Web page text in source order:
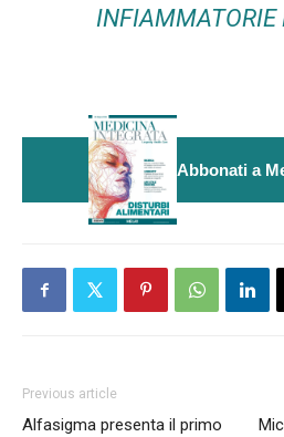
INFIAMMATORIE
Abbonati a
Previous article
Alfasigma presenta il primo